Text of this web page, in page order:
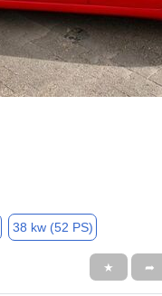
38 kw (52 PS)
★ ➦